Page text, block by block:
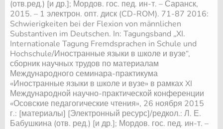
(отв.ред.) [и др.]; Мордов. гос. пед. ин-т. – Саранск,
2015. – 1 электрон. опт. диск (CD-ROM). 71-87 2016:
Schwierigkeiten bei der Flexion von männlichen
Substantiven im Deutschen. In: Tagungsband „XI.
Internationale Tagung Fremdsprachen in Schule und
Hochschule/Иностранные языки в школе и вузе“,
сборник научных трудов по материалам
Международного семинара-практикума
«Иностранные языки в школе и вузе» в рамках XI
Международной научно-практической конференции
«Осовские педагогические чтения», 26 ноября 2015
г.: [материалы] [Электронный ресурс]/редкол.: Л. Е.
Бабушкина (отв. ред.) [и др.]; Мордов. гос. пед. ин-т. –